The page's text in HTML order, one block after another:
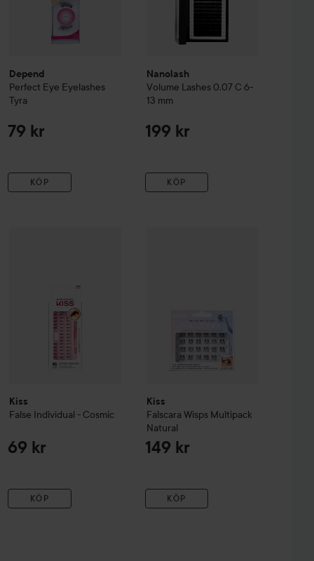
Depend
Perfect Eye Eyelashes
Tyra
79 kr
KÖP
Nanolash
Volume Lashes 0.07 C 6-
13 mm
199 kr
KÖP
Kiss
False Individual - Cosmic
69 kr
KÖP
Kiss
Falscara Wisps Multipack
Natural
149 kr
KÖP